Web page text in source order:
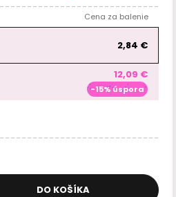
Cena za balenie
2,84 €
12,09 €
-15% úspora
DO KOŠÍKA